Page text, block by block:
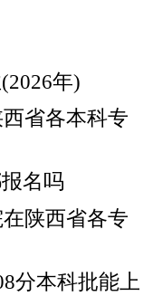
年)
省各本科专
名吗
陕西省各专
分本科批能上